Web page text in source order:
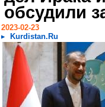
обсудили
2023-02-23
Kurdistan.Ru